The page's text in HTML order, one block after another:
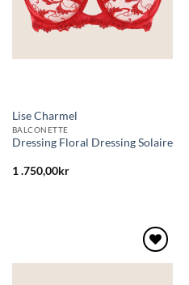
Lise Charmel
BALCONETTE
Dressing Floral Dressing Solaire
1 .750,00kr